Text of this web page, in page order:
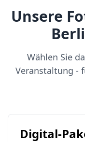
Unsere
Wählen Sie
Veranstaltung -
Digital-